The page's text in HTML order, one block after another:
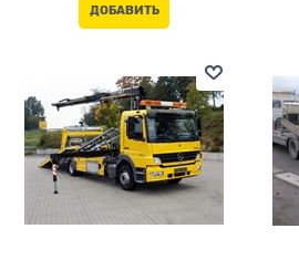
ДОБАВИТЬ